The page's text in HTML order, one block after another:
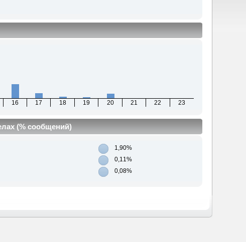
16 17 18 19 20 21 22 23
(% сообщений)
1,90%
0,11%
0,08%